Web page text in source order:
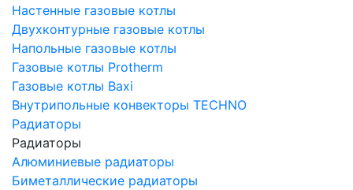
Настенные газовые котлы
Двухконтурные газовые котлы
Напольные газовые котлы
Газовые котлы Protherm
Газовые котлы Baxi
Внутрипольные конвекторы TECHNO
Радиаторы
Радиаторы
Алюминиевые радиаторы
Биметаллические радиаторы